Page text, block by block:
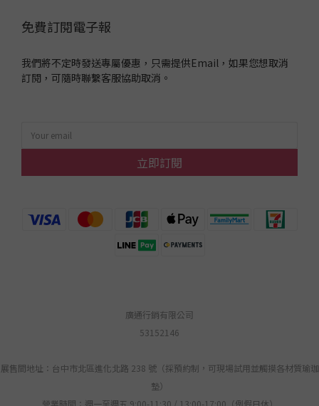
免費訂閱電子報
我們將不定時發送專屬優惠，只需提供Email，如果您想取消
訂閱，可隨時聯繫客服協助取消。
立即訂閱
廣通行銷有限公司
53152146
展售間地址：台中市北區進化北路 238 號（採預約制，可現場試用並觸摸各材質瑜珈
墊）
營業時間：週一至週五 9:00-11:30 / 13:00-17:00（例假日休）